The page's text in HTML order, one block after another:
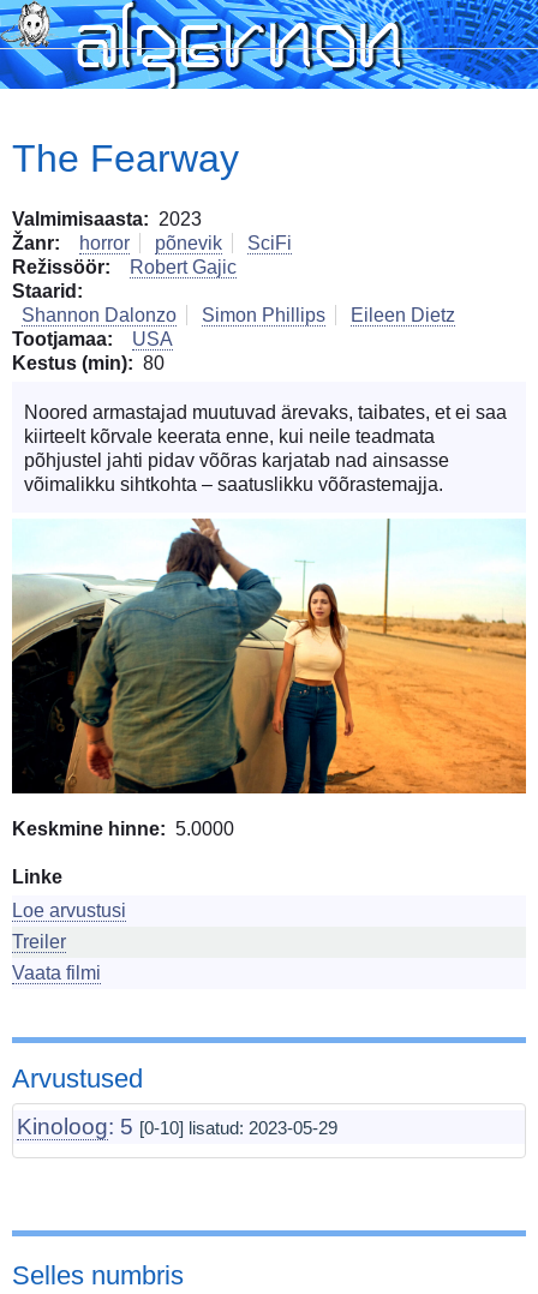
Skip
to
main
content
The Fearway
Valmimisaasta
2023
Žanr
horror põnevik
SciFi
Režissöör
Robert Gajic
Staarid
Shannon Dalonzo
Simon Phillips
Eileen Dietz
Tootjamaa
USA
Kestus (min)
80
Noored armastajad muutuvad ärevaks, taibates, et ei saa
kiirteelt kõrvale keerata enne, kui neile teadmata
põhjustel jahti pidav võõras karjatab nad ainsasse
võimalikku sihtkohta – saatuslikku võõrastemajja.
Keskmine hinne 5.0000
Linke
Loe arvustusi
Treiler
Vaata filmi
Arvustused
Kinoloog: 5 [0-10] lisatud: 2023-05-29
Selles numbris